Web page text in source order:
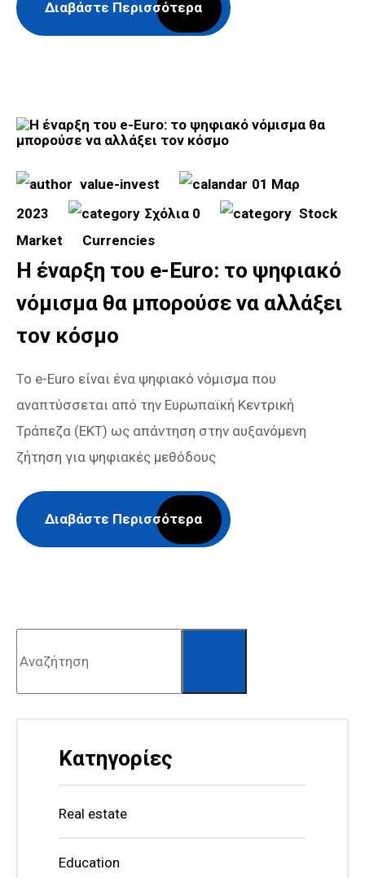
Διαβάστε Περισσότερα
value-invest
01 Μαρ
2023
Σχόλια 0
Stock
Market
Currencies
Η έναρξη του e-Euro: το ψηφιακό
νόμισμα θα μπορούσε να αλλάξει
τον κόσμο
Το e-Euro είναι ένα ψηφιακό νόμισμα που
αναπτύσσεται από την Ευρωπαϊκή Κεντρική
Τράπεζα (ΕΚΤ) ως απάντηση στην αυξανόμενη
ζήτηση για ψηφιακές μεθόδους
Διαβάστε Περισσότερα
Κατηγορίες
Real estate
Education